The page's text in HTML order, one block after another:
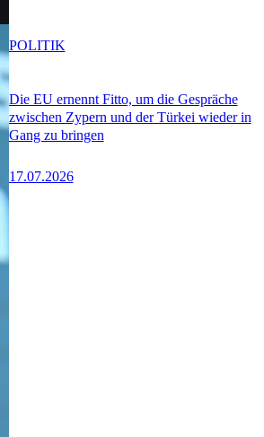
Die EU ernennt Fitto, um die Gespräche
zwischen Zypern und der Türkei wieder in
Gang zu bringen
17.07.2026
POLITIK